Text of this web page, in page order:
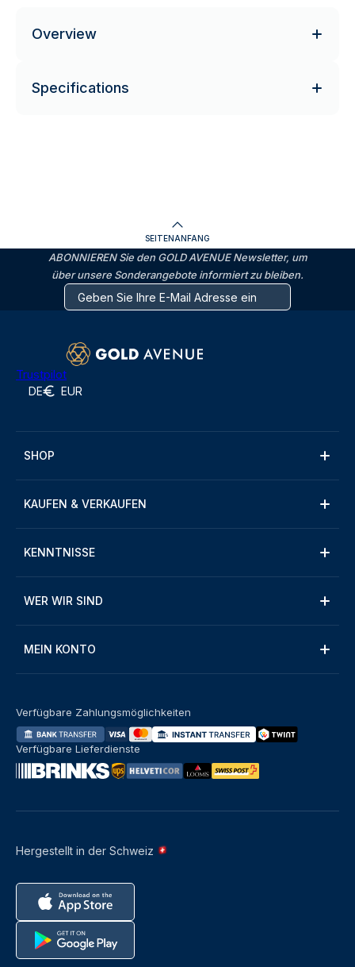
Overview
Specifications
SEITENANFANG
ABONNIEREN Sie den GOLD AVENUE Newsletter, um
über unsere Sonderangebote informiert zu bleiben.
Trustpilot
DE EUR
SHOP
KAUFEN & VERKAUFEN
KENNTNISSE
WER WIR SIND
MEIN KONTO
Hergestellt in der Schweiz
Verfügbare Zahlungsmöglichkeiten
Verfügbare Lieferdienste